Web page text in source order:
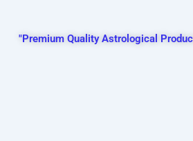
"Premium Quality Astrological